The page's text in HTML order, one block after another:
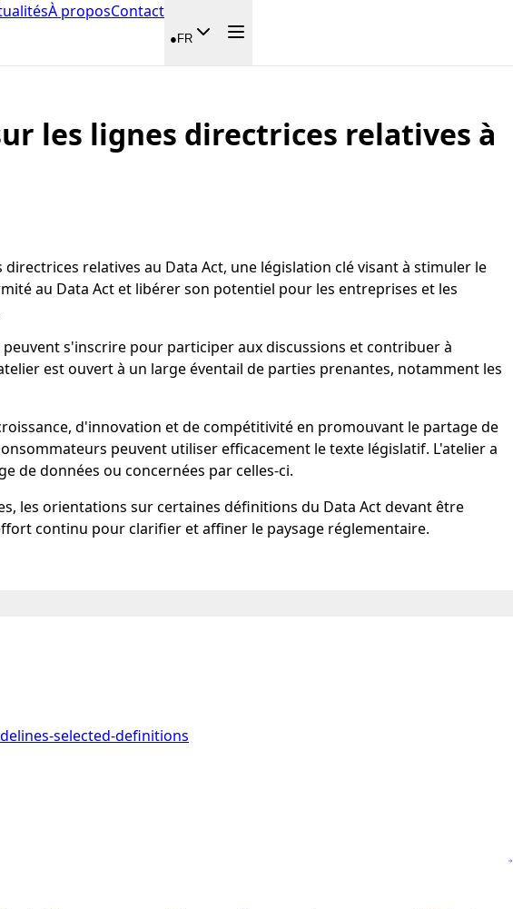
À proposContact
●FR
les lignes directrices relatives à
relatives au Data Act, une législation clé visant à stimuler le
au Data Act et libérer son potentiel pour les entreprises et les
peuvent s'inscrire pour participer aux discussions et contribuer à
est ouvert à un large éventail de parties prenantes, notamment les
d'innovation et de compétitivité en promouvant le partage de
peuvent utiliser efficacement le texte législatif. L'atelier a
de données ou concernées par celles-ci.
les orientations sur certaines définitions du Data Act devant être
continu pour clarifier et affiner le paysage réglementaire.
selected-definitions